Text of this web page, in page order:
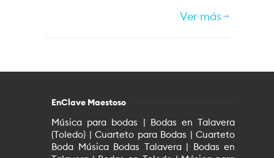
Ver más
EnClave Maestoso
Música para bodas | Bodas en Talavera
(Toledo) | Cuarteto para Bodas | Cuarteto
Boda Música Bodas Talavera | Bodas en